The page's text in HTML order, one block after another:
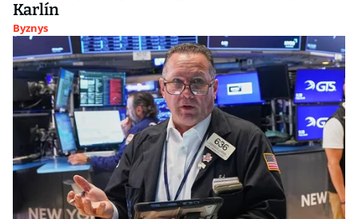
Karlín
Byznys